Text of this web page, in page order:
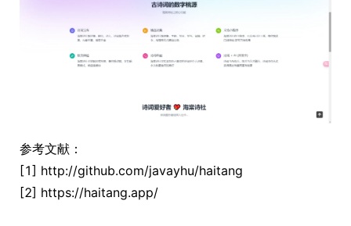
参考文献：
[1] http://github.com/javayhu/haitang
[2] https://haitang.app/